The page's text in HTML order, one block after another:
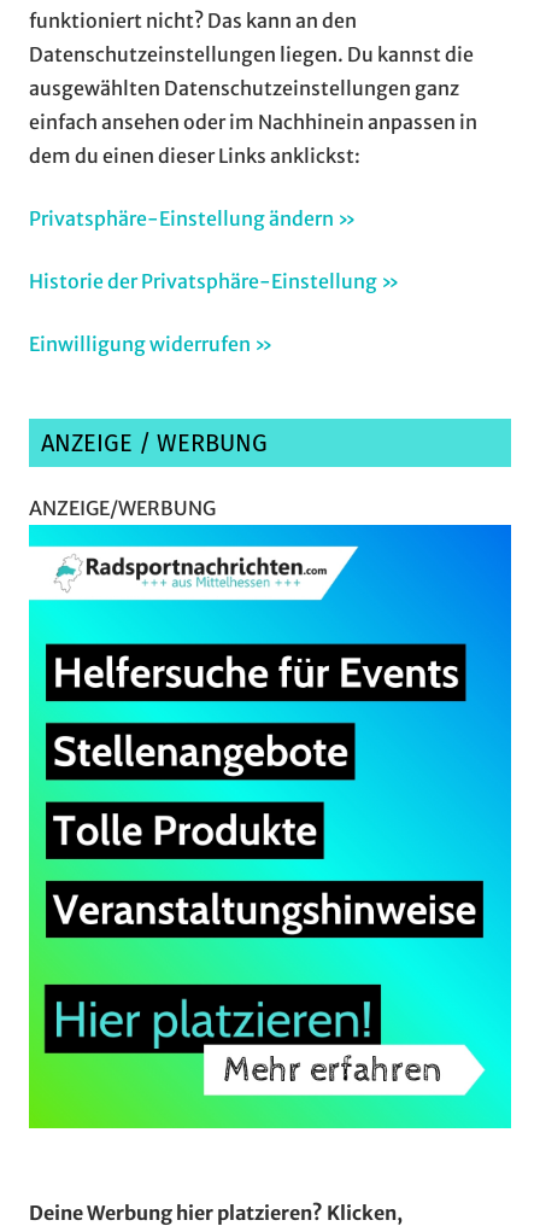
funktioniert nicht? Das kann an den
Datenschutzeinstellungen liegen. Du kannst die
ausgewählten Datenschutzeinstellungen ganz
einfach ansehen oder im Nachhinein anpassen in
dem du einen dieser Links anklickst:
Privatsphäre-Einstellung ändern »
Historie der Privatsphäre-Einstellung »
Einwilligung widerrufen »
ANZEIGE / WERBUNG
ANZEIGE/WERBUNG
Deine Werbung hier platzieren? Klicken,